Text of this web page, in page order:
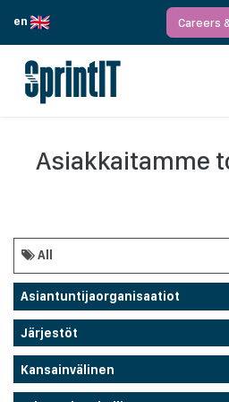
en
Careers
Asiakkaitamme
All
Asiantuntijaorganisaatiot
Järjestöt
Kansainvälinen